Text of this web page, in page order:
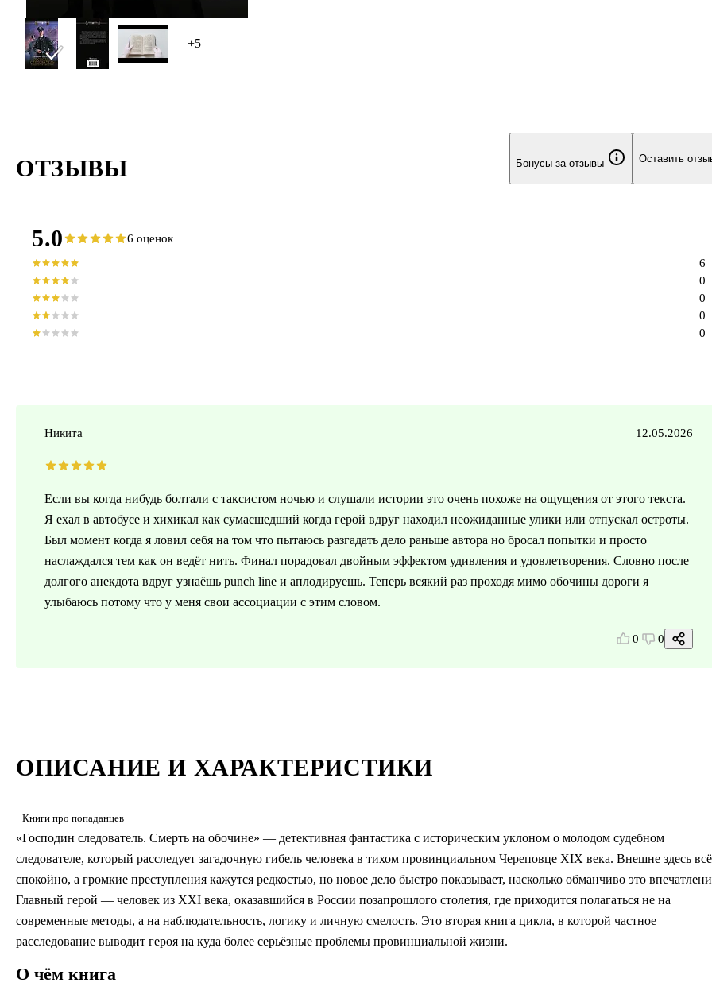
+5
ОПИСАНИЕ И ХАРАКТЕРИСТИКИ
Книги про попаданцев
«Господин следователь. Смерть на обочине» — детективная фантастика с историческим уклоном о молодом судебном
следователе, который расследует загадочную гибель человека в тихом провинциальном Череповце XIX века. Внешне здесь всё
спокойно, а громкие преступления кажутся редкостью, но новое дело быстро показывает, насколько обманчиво это
Главный герой — человек из XXI века, оказавшийся в России позапрошлого столетия, где приходится полагаться не на
современные методы, а на наблюдательность, логику и личную смелость. Это вторая книга цикла, в которой частное
расследование выводит героя на куда более серьёзные проблемы провинциальной жизни.
О чём книга
ОТЗЫВЫ Бонусы за отзывы Оставить
5.0 6 оценок
0
0
0
0
6
Никита 12.05.2026
Если вы когда нибудь болтали с таксистом ночью и слушали истории это очень похоже на ощущения от этого текста.
Я ехал в автобусе и хихикал как сумасшедший когда герой вдруг находил неожиданные улики или отпускал остроты.
Был момент когда я ловил себя на том что пытаюсь разгадать дело раньше автора но бросал попытки и просто
наслаждался тем как он ведёт нить. Финал порадовал двойным эффектом удивления и удовлетворения. Словно после
долгого анекдота вдруг узнаёшь punch line и аплодируешь. Теперь всякий раз проходя мимо обочины дороги я
улыбаюсь потому что у меня свои ассоциации с этим словом.
0 0